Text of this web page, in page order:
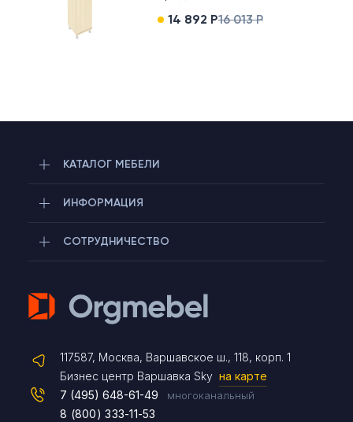
14 892 Р16 013 Р
КАТАЛОГ МЕБЕЛИ
ИНФОРМАЦИЯ
СОТРУДНИЧЕСТВО
117587, Москва, Варшавское ш., 118, корп. 1
Бизнес центр Варшавка Sky на карте
7 (495) 648-61-49
многоканальный
8 (800) 333-11-53
Telegram
Max